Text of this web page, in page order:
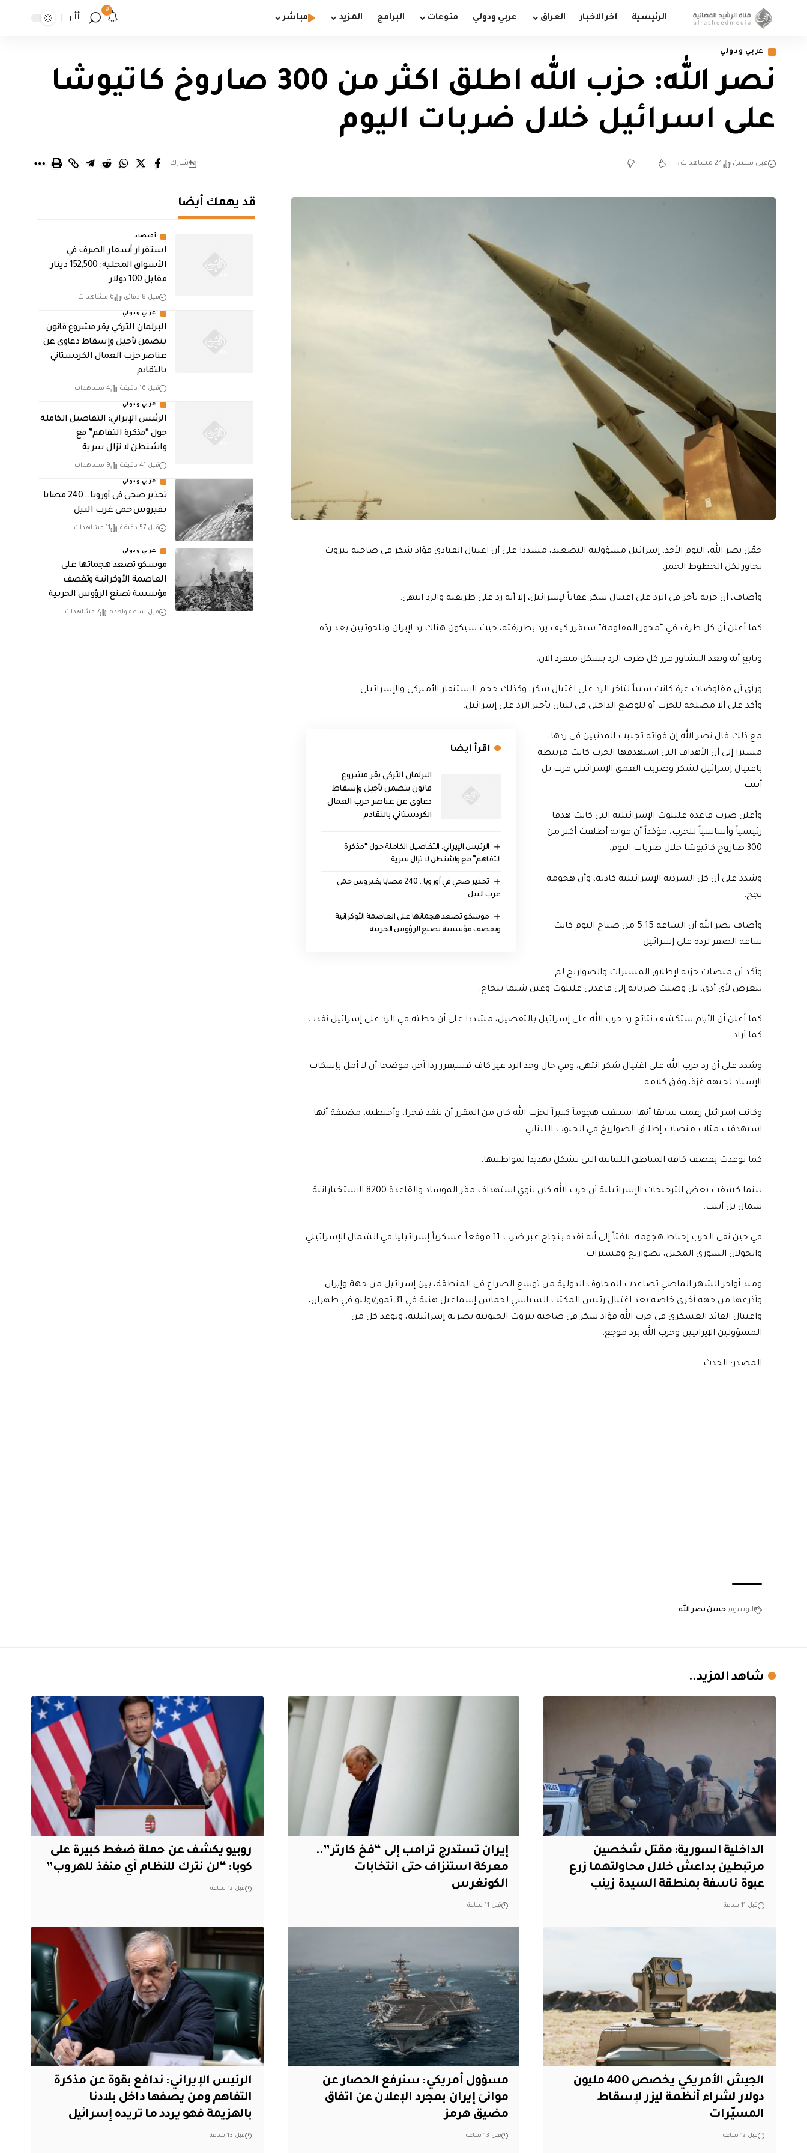
الرئيسية اخر الاخبار العراق عربي ودولي منوعات البرامج المزيد مباشر
9
أأ
عربي ودولي
نصر الله: حزب الله اطلق اكثر من 300 صاروخ كاتيوشا
على اسرائيل خلال ضربات اليوم
قبل سنتين 24 مشاهدات شارك
حمّل نصر الله، اليوم الأحد، إسرائيل مسؤولية التصعيد، مشددا على أن اغتيال القيادي فؤاد شكر في ضاحية بيروت
تجاوز لكل الخطوط الحمر.
وأضاف، أن حزبه تأخر في الرد على اغتيال شكر عقاباً لإسرائيل، إلا أنه رد على طريقته والرد انتهى.
كما أعلن أن كل طرف في “محور المقاومة” سيقرر كيف يرد بطريقته، حيث سيكون هناك رد لإيران وللحوثيين بعد ردّه.
وتابع أنه وبعد التشاور قرر كل طرف الرد بشكل منفرد الآن.
ورأى أن مفاوضات غزة كانت سبباً لتأخر الرد على اغتيال شكر، وكذلك حجم الاستنفار الأميركي والإسرائيلي.
وأكد على ألا مصلحة للحزب أو للوضع الداخلي في لبنان تأخير الرد على إسرائيل.
اقرأ ايضا
البرلمان التركي يقر مشروع
قانون يتضمن تأجيل وإسقاط
دعاوى عن عناصر حزب العمال
الكردستاني بالتقادم
الرئيس الإيراني: التفاصيل الكاملة حول “مذكرة
التفاهم” مع واشنطن لا تزال سرية
تحذير صحي في أوروبا.. 240 مصابا بفيروس حمى
غرب النيل
موسكو تصعد هجماتها على العاصمة الأوكرانية
وتقصف مؤسسة تصنع الرؤوس الحربية
مع ذلك قال نصر الله إن قواته تجنبت المدنيين في ردها،
مشيرا إلى أن الأهداف التي استهدفها الحزب كانت مرتبطة
باغتيال إسرائيل لشكر وضربت العمق الإسرائيلي قرب تل
أبيب.
وأعلن ضرب قاعدة غليلوت الإسرائيلية التي كانت هدفا
رئيسياً وأساسياً للحزب، مؤكداً أن قواته أطلقت أكثر من
300 صاروخ كاتيوشا خلال ضربات اليوم.
وشدد على أن كل السردية الإسرائيلية كاذبة، وأن هجومه
نجح.
وأضاف نصر الله أن الساعة 5:15 من صباح اليوم كانت
ساعة الصفر لرده على إسرائيل.
وأكد أن منصات حزبه لإطلاق المسيرات والصواريخ لم
تتعرض لأي أذى، بل وصلت ضرباته إلى قاعدتي غليلوت وعين شيما بنجاح.
كما أعلن أن الأيام ستكشف نتائج رد حزب الله على إسرائيل بالتفصيل، مشددا على أن خطته في الرد على إسرائيل نفذت
كما أراد.
وشدد على أن رد حزب الله على اغتيال شكر انتهى، وفي حال وجد الرد غير كاف فسيقرر ردا آخر، موضحا أن لا أمل بإسكات
الإسناد لجبهة غزة، وفق كلامه.
وكانت إسرائيل زعمت سابقا أنها استبقت هجوماً كبيراً لحزب الله كان من المقرر أن ينفذ فجرا، وأحبطته، مضيفة أنها
استهدفت مئات منصات إطلاق الصواريخ في الجنوب اللبناني.
كما توعدت بقصف كافة المناطق اللبنانية التي تشكل تهديدا لمواطنيها.
بينما كشفت بعض الترجيحات الإسرائيلية أن حزب الله كان ينوي استهداف مقر الموساد والقاعدة 8200 الاستخباراتية
شمال تل أبيب.
في حين نفى الحزب إحباط هجومه، لافتاً إلى أنه نفذه بنجاح عبر ضرب 11 موقعاً عسكرياً إسرائيليا في الشمال الإسرائيلي
والجولان السوري المحتل، بصواريخ ومسيرات.
ومنذ أواخر الشهر الماضي تصاعدت المخاوف الدولية من توسع الصراع في المنطقة، بين إسرائيل من جهة وإيران
وأذرعها من جهة أخرى خاصة بعد اغتيال رئيس المكتب السياسي لحماس إسماعيل هنية في 31 تموز/يوليو في طهران،
واغتيال القائد العسكري في حزب الله فؤاد شكر في ضاحية بيروت الجنوبية بضربة إسرائيلية، وتوعد كل من
المسؤولين الإيرانيين وحزب الله برد موجع.
المصدر: الحدث
الوسوم حسن نصر الله
قد يهمك أيضا
أقتصاد
استقرار أسعار الصرف في
الأسواق المحلية: 152,500 دينار
مقابل 100 دولار
قبل 8 دقائق 6 مشاهدات
عربي ودولي
البرلمان التركي يقر مشروع قانون
يتضمن تأجيل وإسقاط دعاوى عن
عناصر حزب العمال الكردستاني
بالتقادم
قبل 16 دقيقة 4 مشاهدات
عربي ودولي
الرئيس الإيراني: التفاصيل الكاملة
حول “مذكرة التفاهم” مع
واشنطن لا تزال سرية
قبل 41 دقيقة 9 مشاهدات
عربي ودولي
تحذير صحي في أوروبا.. 240 مصابا
بفيروس حمى غرب النيل
قبل 57 دقيقة 11 مشاهدات
عربي ودولي
موسكو تصعد هجماتها على
العاصمة الأوكرانية وتقصف
مؤسسة تصنع الرؤوس الحربية
قبل ساعة واحدة 7 مشاهدات
شاهد المزيد..
الداخلية السورية: مقتل شخصين
مرتبطين بداعش خلال محاولتهما زرع
عبوة ناسفة بمنطقة السيدة زينب
قبل 11 ساعة
إيران تستدرج ترامب إلى “فخ كارتر”..
معركة استنزاف حتى انتخابات
الكونغرس
قبل 11 ساعة
روبيو يكشف عن حملة ضغط كبيرة على
كوبا: “لن نترك للنظام أي منفذ للهروب”
قبل 12 ساعة
الجيش الأمريكي يخصص 400 مليون
دولار لشراء أنظمة ليزر لإسقاط
المسيّرات
قبل 12 ساعة
مسؤول أمريكي: سنرفع الحصار عن
موانئ إيران بمجرد الإعلان عن اتفاق
مضيق هرمز
قبل 13 ساعة
الرئيس الإيراني: ندافع بقوة عن مذكرة
التفاهم ومن يصفها داخل بلادنا
بالهزيمة فهو يردد ما تريده إسرائيل
قبل 13 ساعة